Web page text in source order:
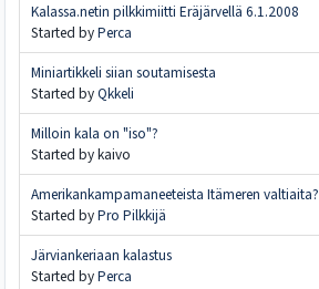
Kalassa.netin pilkkimiitti Eräjärvellä 6.1.2008
Started byPerca
Miniartikkeli siian soutamisesta
Started byQkkeli
Milloin kala on "iso"?
Started by kaivo
Amerikankampamaneeteista Itämeren valtiaita?
Started byPro Pilkkijä
Järviankeriaan kalastus
Started byPerca